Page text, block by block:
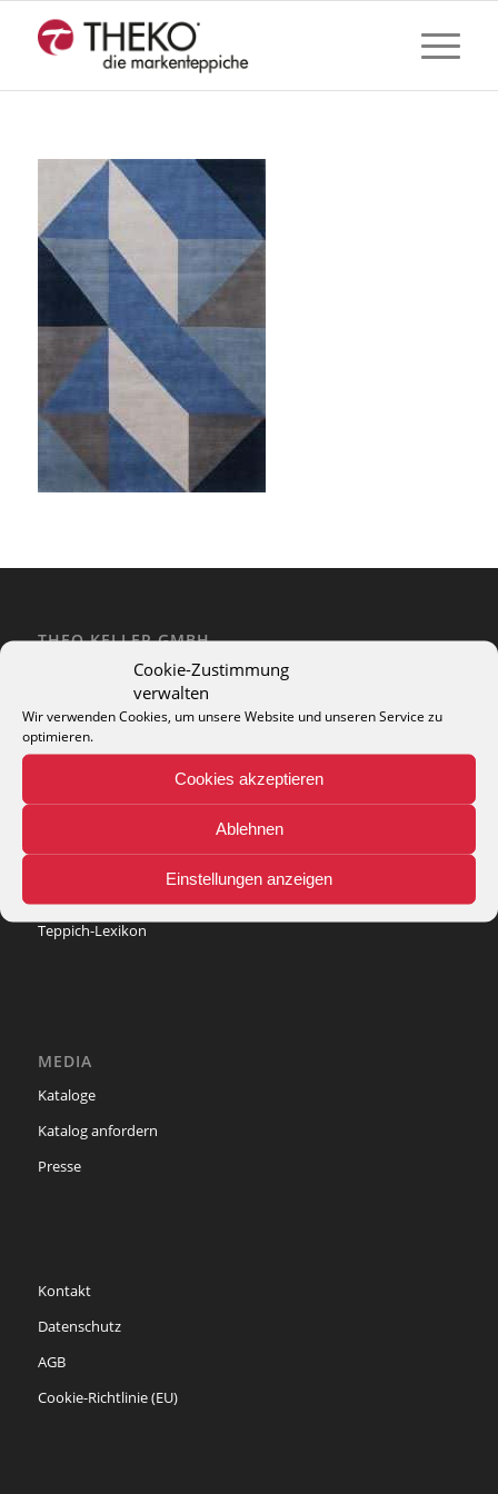
Cookie-Zustimmung
verwalten
Wir verwenden Cookies, um unsere Website und unseren Service zu
optimieren.
Cookies akzeptieren
Ablehnen
Einstellungen anzeigen
THEO KELLER GMBH
Lohackerstr. 30
44867 Bochum
phone: + 49 (2327) 3083 - 20
e-mail:info@theko-collection.com
INFO
Teppich-Lexikon
MEDIA
Kataloge
Katalog anfordern
Presse
Kontakt
Datenschutz
AGB
Cookie-Richtlinie (EU)